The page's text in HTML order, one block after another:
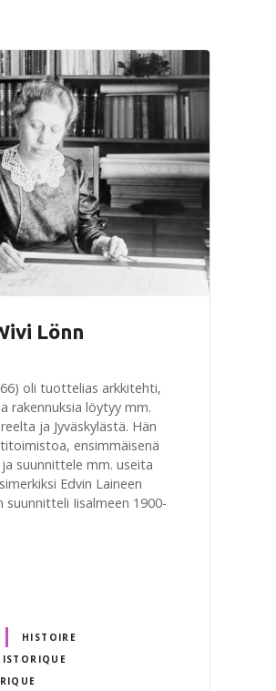
Lönn
oli tuottelias arkkitehti,
rakennuksia löytyy mm.
ja Jyväskylästä. Hän
ensimmäisenä
suunnittele mm. useita
Edvin Laineen
suunnitteli Iisalmeen 1900-
HISTOIRE